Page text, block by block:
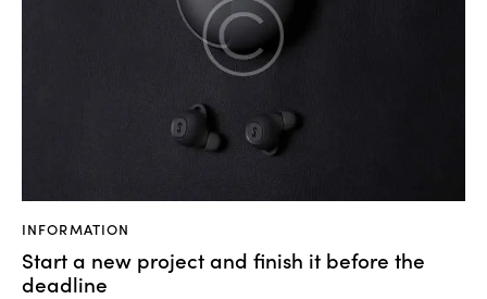
INFORMATION
Start a new project and finish it before the
deadline